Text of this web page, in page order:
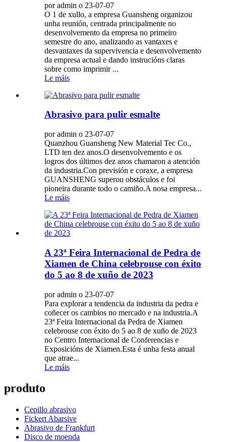
por admin o 23-07-07
O 1 de xullo, a empresa Guansheng organizou
unha reunión, centrada principalmente no
desenvolvemento da empresa no primeiro
semestre do ano, analizando as vantaxes e
desvantaxes da supervivencia e desenvolvemento
da empresa actual e dando instrucións claras
sobre como imprimir ...
Le máis
Abrasivo para pulir esmalte
por admin o 23-07-07
Quanzhou Guansheng New Material Tec Co.,
LTD ten dez anos.O desenvolvemento e os
logros dos últimos dez anos chamaron a atención
da industria.Con previsión e coraxe, a empresa
GUANSHENG superou obstáculos e foi
pioneira durante todo o camiño.A nosa empresa...
Le máis
A 23ª Feira Internacional de Pedra de
Xiamen de China celebrouse con éxito
do 5 ao 8 de xuño de 2023
por admin o 23-07-07
Para explorar a tendencia da industria da pedra e
coñecer os cambios no mercado e na industria.A
23ª Feira Internacional da Pedra de Xiamen
celebrouse con éxito do 5 ao 8 de xuño de 2023
no Centro Internacional de Conferencias e
Exposicións de Xiamen.Esta é unha festa anual
que atrae...
Le máis
produto
Cepillo abrasivo
Fickert Abarsive
Abrasivo de Frankfurt
Disco de moenda